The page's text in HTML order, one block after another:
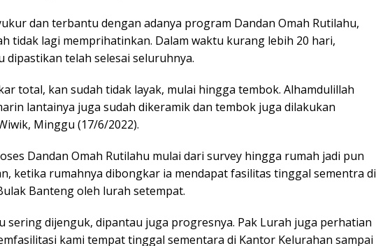
dan terbantu dengan adanya program Dandan Omah Rutilahu,
tidak lagi memprihatinkan. Dalam waktu kurang lebih 20 hari,
dipastikan telah selesai seluruhnya.
total, kan sudah tidak layak, mulai hingga tembok. Alhamdulillah
lantainya juga sudah dikeramik dan tembok juga dilakukan
Minggu (17/6/2022).
Dandan Omah Rutilahu mulai dari survey hingga rumah jadi pun
ketika rumahnya dibongkar ia mendapat fasilitas tinggal sementra di
Banteng oleh lurah setempat.
sering dijenguk, dipantau juga progresnya. Pak Lurah juga perhatian
kami tempat tinggal sementara di Kantor Kelurahan sampai